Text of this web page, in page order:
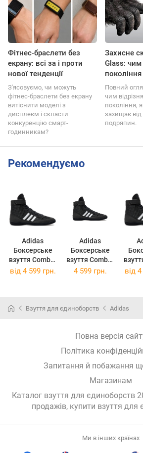
Фітнес-браслети без
екрану: всі за і проти
нової тенденції
З'ясовуємо, чи можуть
фітнес-браслети без екрану
витіснити моделі з
дисплеєм і скласти
конкуренцію смарт-
годинникам?
Захисне
Glass: чим
Повний
чим
покоління,
захищає від
подряпин.
Рекомендуємо
Adidas
Боксерське
взуття Combat
Speed 4 IG2020
Adidas
Боксерське
взуття Combat
Speed 4 IG2020
взуття
від 4 599 грн. 4 599 грн. від 4
Взуття для єдиноборств Adidas
Повна версія
Політика
Запитання й побажання
Магазинам
Каталог взуття для єдиноборств
продажів, купити взуття для
Ми в інших країнах